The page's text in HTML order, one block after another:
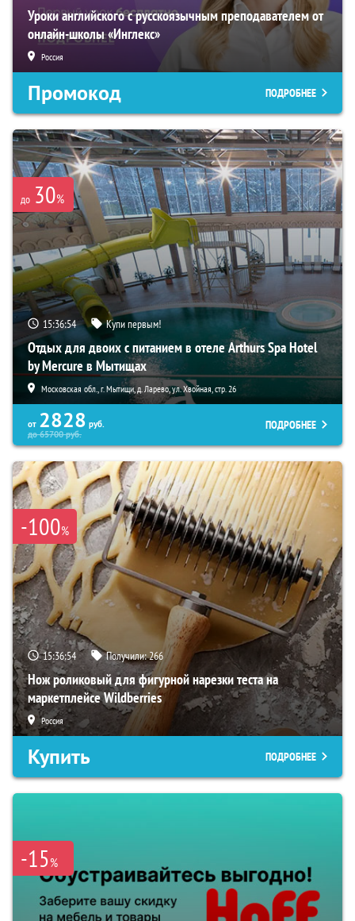
Уроки английского с русскоязычным преподавателем от
онлайн-школы «Инглекс»
Россия
Промокод ПОДРОБНЕЕ
до 30%
15:36:53 Купи первым!
Отдых для двоих с питанием в отеле Arthurs Spa Hotel
by Mercure в Мытищах
Московская обл., г. Мытищи, д. Ларево, ул. Хвойная, стр. 26
от 2828 руб.
до65700руб.
ПОДРОБНЕЕ
-100%
15:36:53 Получили:266
Нож роликовый для фигурной нарезки теста на
маркетплейсе Wildberries
Россия
Купить ПОДРОБНЕЕ
-15%